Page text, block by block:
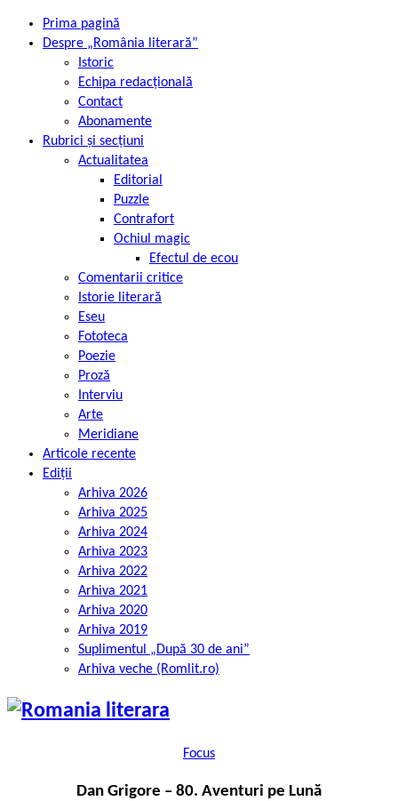
Prima pagină
Despre „România literară”
Istoric
Echipa redacțională
Contact
Abonamente
Rubrici și secțiuni
Actualitatea
Editorial
Puzzle
Contrafort
Ochiul magic
Efectul de ecou
Comentarii critice
Istorie literară
Eseu
Fototeca
Poezie
Proză
Interviu
Arte
Meridiane
Articole recente
Ediții
Arhiva 2026
Arhiva 2025
Arhiva 2024
Arhiva 2023
Arhiva 2022
Arhiva 2021
Arhiva 2020
Arhiva 2019
Suplimentul „După 30 de ani”
Arhiva veche (Romlit.ro)
Focus
Dan Grigore – 80. Aventuri pe Lună